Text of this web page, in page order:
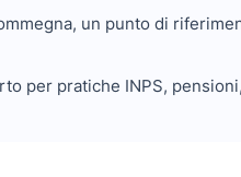
un punto di
per pratiche INPS,